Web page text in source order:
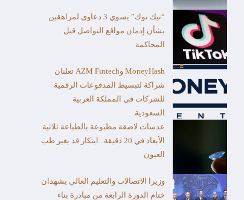
“تيك توك” يسوي 3 دعاوى لمراهقين
بشأن إدمان مواقع التواصل قبل
المحاكمة
MoneyHash وAZM Fintech تعلنان
شراكة لتبسيط المدفوعات الرقمية
للشركات في المملكة العربية
السعودية
عدسات لاصقة مطبوعة بالطباعة ثلاثية
الأبعاد في 20 دقيقة.. ابتكار قد يغير طب
العيون
وزيرا الاتصالات والتعليم العالي يشهدان
ختام الدورة الرابعة من مبادرة بناء